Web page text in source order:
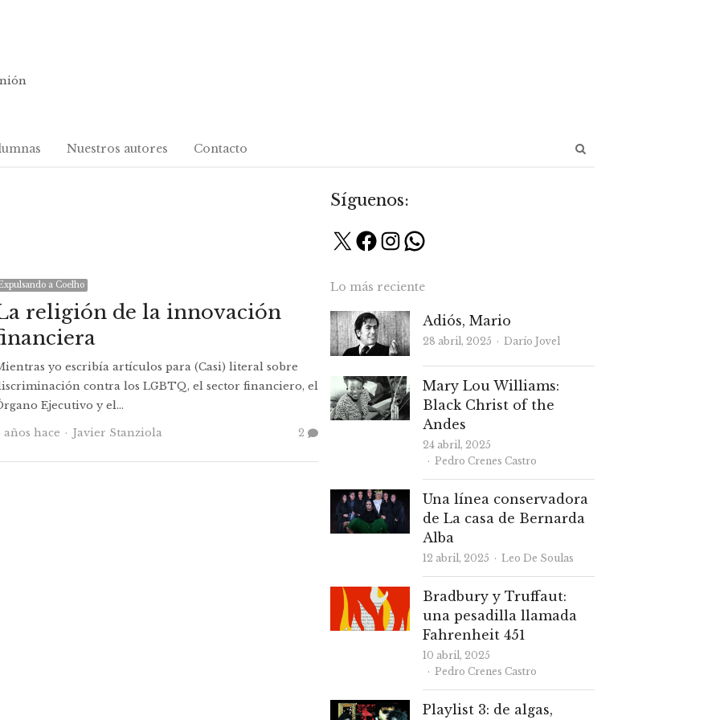
Nuestros autores Contacto
a Coelho
religión de la innovación
yo escribía artículos para (Casi) literal sobre
contra los LGBTQ, el sector financiero, el
Ejecutivo y el…
años hace
Autor
Javier Stanziola 2
Síguenos:
X Facebook
Instagram
WhatsApp
Lo más reciente
Adiós, Mario
28 abril, 2025 Autor
Darío Jovel
Mary Lou Williams:
Black Christ of the
Andes
24 abril, 2025
Autor
Pedro Crenes Castro
Una línea conservadora
de La casa de Bernarda
Alba
12 abril, 2025 Autor
Leo De Soulas
Bradbury y Truffaut:
una pesadilla llamada
Fahrenheit 451
10 abril, 2025
Autor
Pedro Crenes Castro
Playlist 3: de algas,